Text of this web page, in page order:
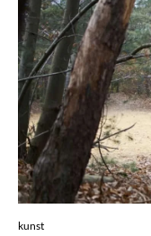
kunst